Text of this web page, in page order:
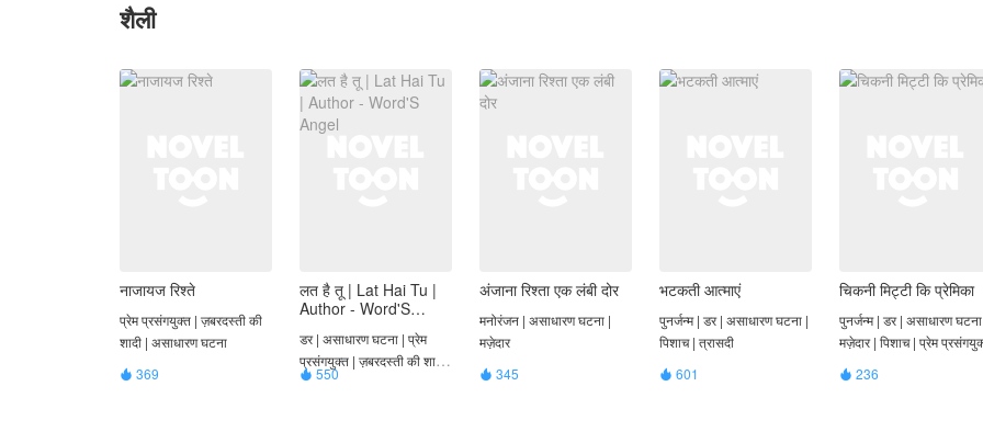
शैली
नाजायज रिश्ते
प्रेम प्रसंगयुक्त | ज़बरदस्ती की
शादी | असाधारण घटना
 369
लत है तू | Lat Hai Tu |
Author - Word'S
डर | असाधारण घटना | प्रेम
प्रसंगयुक्त | ज़बरदस्ती की शादी |
मज़ेदार
 550
अंजाना रिश्ता एक लंबी दोर
मनोरंजन | असाधारण घटना |
मज़ेदार
 345
भटकती आत्माएं
पुनर्जन्म | डर | असाधारण घटना |
पिशाच | त्रासदी
 601
चिकनी मिट्टी कि प्रेमिका
पुनर्जन्म | डर | असाधारण
मज़ेदार | पिशाच | प्रेम
 236